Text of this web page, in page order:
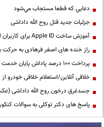
دعايي كه قطعا مستجاب مي‌شود
جزئیات جدید قتل روح الله داداشی
آموزش ساخت Apple ID برای کاربران ایرانی
راز خنده های اصغر فرهادی به حرکت
پرداخت ۱۰۰ درصد پاداش پایان خدمت فرهنگیان
خلافی آنلاین/استعلام خلافی خودرو
جسدغرق درخون روح الله داداشی
پاسخ های دکتر توکلی به سوالات